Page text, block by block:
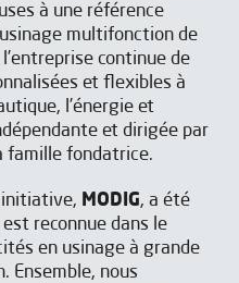
à une référence
multifonction de
continue de
et flexibles à
l’énergie et
et dirigée par
famille fondatrice.
initiative, MODIG, a été
reconnue dans le
en usinage à grande
Ensemble, nous